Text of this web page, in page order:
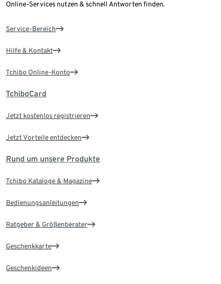
Online-Services nutzen & schnell Antworten finden.
Service-Bereich
Hilfe & Kontakt
Tchibo Online-Konto
TchiboCard
Jetzt kostenlos registrieren
Jetzt Vorteile entdecken
Rund um unsere Produkte
Tchibo Kataloge & Magazine
Bedienungsanleitungen
Ratgeber & Größenberater
Geschenkkarte
Geschenkideen